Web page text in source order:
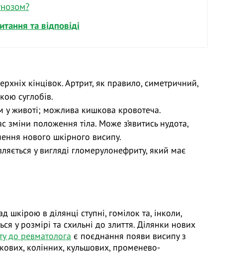
та відповіді
кінцівок. Артрит, як правило, симетричний,
суглобів.
у животі; можлива кишкова кровотеча.
зміни положення тіла. Може з’явитись нудота,
нового шкірного висипу.
у вигляді гломерулонефриту, який має
в ділянці ступні, гомілок та, інколи,
у розмірі та схильні до злиття. Ділянки нових
до ревматолога є поєднання появи висипу з
колінних, кульшових, променево-